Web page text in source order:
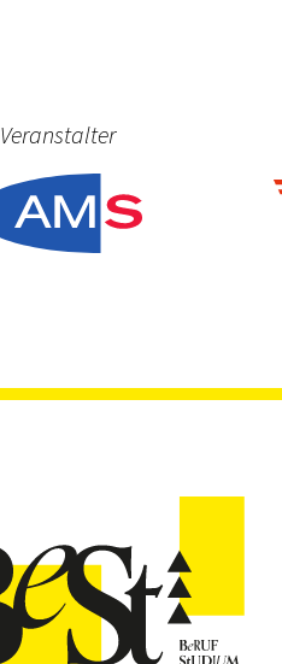
Veranstalter